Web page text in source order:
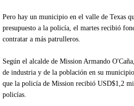
seconds
Pero hay un municipio en el valle de Texas
presupuesto a la policía, el martes recibió
contratar a más patrulleros.
Según el alcalde de Mission Armando
de industria y de la población en su
que la policía de Mission recibió USD$1,2
policías.